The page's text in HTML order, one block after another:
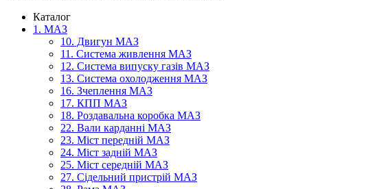
Каталог
1. МАЗ
10. Двигун МАЗ
11. Система живлення МАЗ
12. Система випуску газів МАЗ
13. Система охолодження МАЗ
16. Зчеплення МАЗ
17. КПП МАЗ
18. Роздавальна коробка МАЗ
22. Вали карданні МАЗ
23. Міст передній МАЗ
24. Міст задній МАЗ
25. Міст середній МАЗ
27. Сідельний пристрій МАЗ